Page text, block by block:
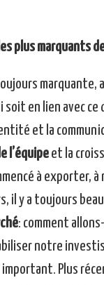
plus marquants
marquante,
soit en lien avec
et la
l’équipeet la
à exporter,
il y a toujours
: comment
notre
Plus